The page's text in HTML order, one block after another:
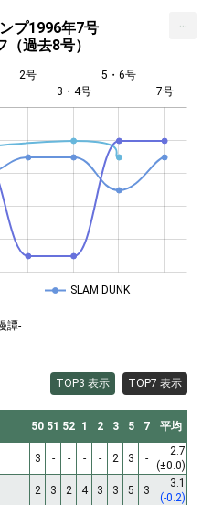
プ1996年7号
過去8号）
2号
3・4号
5・6号
7号
SLAM DUNK
譚-
TOP3 表示 TOP7 表示
50 51 52 1 2 3 5 7 平均
3 - - - - 2 3 -
2.7
(±0.0)
2 3 2 4 3 3 5 3
3.1
(-0.2)